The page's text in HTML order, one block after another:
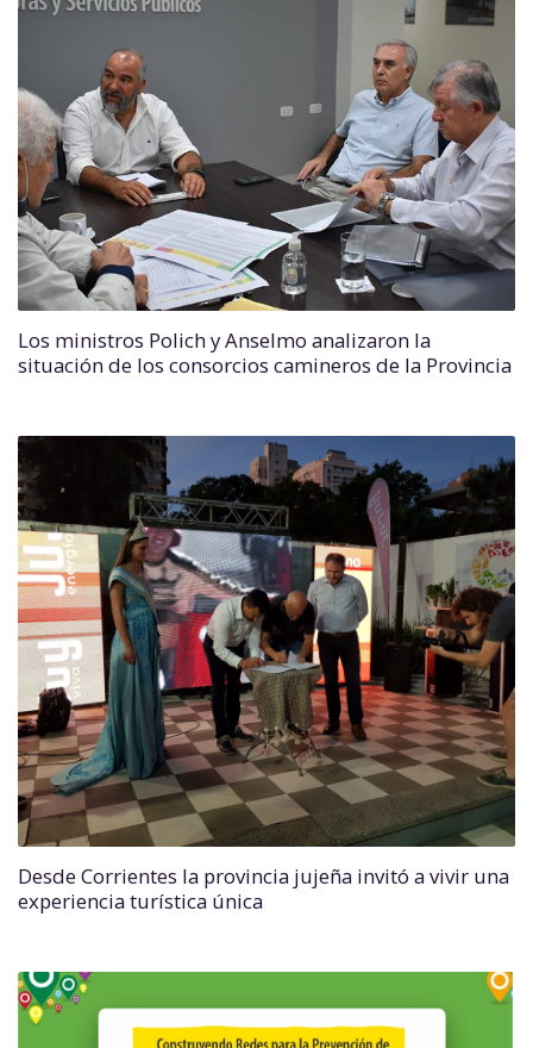
Los ministros Polich y Anselmo analizaron la
situación de los consorcios camineros de la Provincia
Desde Corrientes la provincia jujeña invitó a vivir una
experiencia turística única